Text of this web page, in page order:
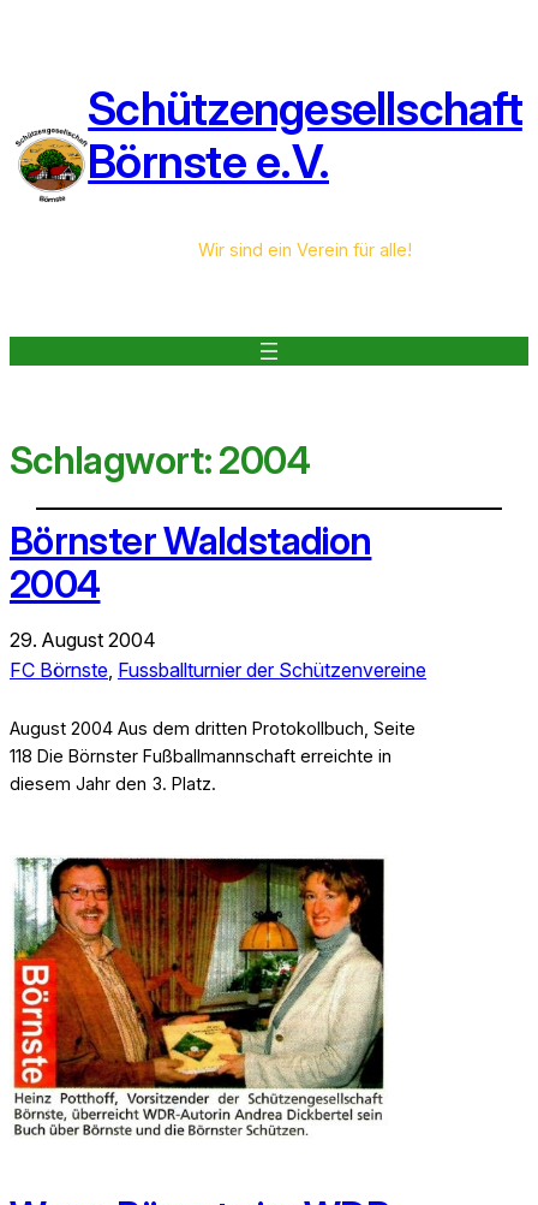
Schützengesellschaft
Börnste e.V.
Wir sind ein Verein für alle!
Schlagwort:2004
Börnster Waldstadion
2004
29. August 2004
FC Börnste Fussballturnier der Schützenvereine
August 2004 Aus dem dritten Protokollbuch, Seite
118 Die Börnster Fußballmannschaft erreichte in
diesem Jahr den 3. Platz.